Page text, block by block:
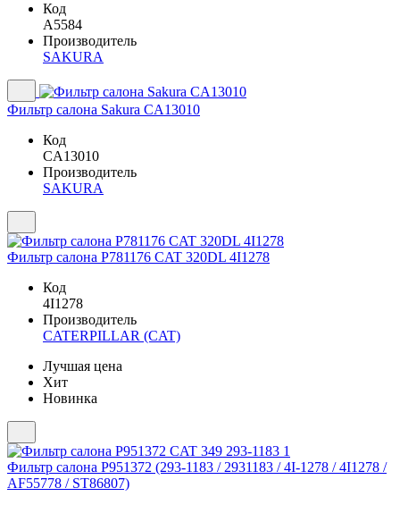
Код
A5584
Производитель
SAKURA
Фильтр салона Sakura CA13010
Код
CA13010
Производитель
SAKURA
Фильтр салона P781176 CAT 320DL 4I1278
Код
4I1278
Производитель
CATERPILLAR (CAT)
Лучшая цена
Хит
Новинка
Фильтр салона P951372 (293-1183 / 2931183 / 4I-1278 / 4I1278 /
AF55778 / ST86807)